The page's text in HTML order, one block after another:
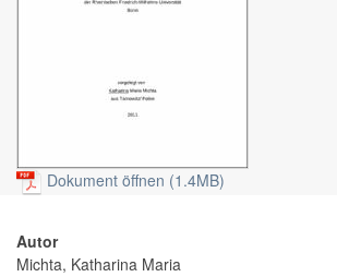
Dokument öffnen (1.4MB)
Autor
Michta, Katharina Maria